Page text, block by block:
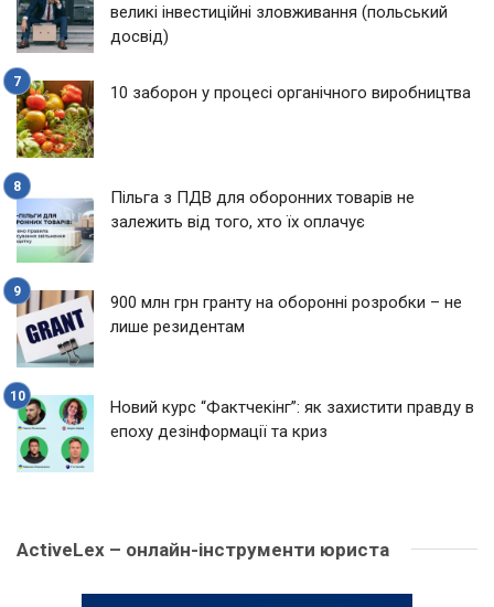
великі інвестиційні зловживання (польський
досвід)
10 заборон у процесі органічного виробництва
Пільга з ПДВ для оборонних товарів не
залежить від того, хто їх оплачує
900 млн грн гранту на оборонні розробки – не
лише резидентам
Новий курс “Фактчекінг”: як захистити правду в
епоху дезінформації та криз
ActiveLex – онлайн-інструменти юриста